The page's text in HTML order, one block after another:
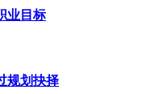
业目标
规划抉择